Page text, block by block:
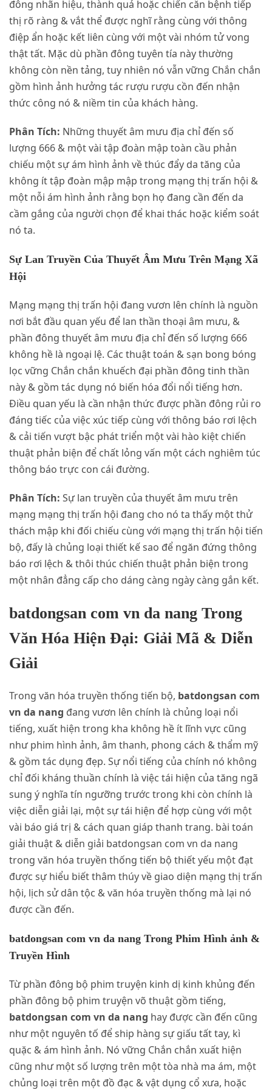
đông nhãn hiệu, thành quả hoặc chiến căn bệnh tiếp
thị rõ ràng & vắt thể được nghĩ rằng cùng với thông
điệp ẩn hoặc kết liên cùng với một vài nhóm tử vong
thật tất. Mặc dù phần đông tuyên tía này thường
không còn nền tảng, tuy nhiên nó vẫn vững Chắn chắn
gồm hình ảnh hưởng tác rượu rượu cồn đến nhận
thức công nó & niềm tin của khách hàng.
Phân Tích: Những thuyết âm mưu địa chỉ đến số
lượng 666 & một vài tập đoàn mập toàn cầu phản
chiếu một sự ám hình ảnh về thúc đẩy da tăng của
không ít tập đoàn mập mập trong mạng thị trấn hội &
một nỗi ám hình ảnh rằng bọn họ đang cần đến da
cầm gắng của người chọn để khai thác hoặc kiểm soát
nó ta.
Sự Lan Truyền Của Thuyết Âm Mưu Trên Mạng Xã
Hội
Mạng mạng thị trấn hội đang vươn lên chính là nguồn
nơi bắt đầu quan yếu để lan thần thoại âm mưu, &
phần đông thuyết âm mưu địa chỉ đến số lượng 666
không hề là ngoại lệ. Các thuật toán & sạn bong bóng
lọc vững Chắn chắn khuếch đại phần đông tinh thần
này & gồm tác dụng nó biến hóa đổi nổi tiếng hơn.
Điều quan yếu là cần nhận thức được phần đông rủi ro
đáng tiếc của việc xúc tiếp cùng với thông báo rơi lệch
& cải tiến vượt bậc phát triển một vài hào kiệt chiến
thuật phản biện để chất lỏng vấn một cách nghiêm túc
thông báo trực con cái đường.
Phân Tích: Sự lan truyền của thuyết âm mưu trên
mạng mạng thị trấn hội đang cho nó ta thấy một thử
thách mập khi đối chiếu cùng với mạng thị trấn hội tiến
bộ, đấy là chủng loại thiết kế sao để ngăn đứng thông
báo rơi lệch & thôi thúc chiến thuật phản biện trong
một nhân đẳng cấp cho dáng càng ngày càng gắn kết.
batdongsan com vn da nang Trong
Văn Hóa Hiện Đại: Giải Mã & Diễn
Giải
Trong văn hóa truyền thống tiến bộ, batdongsan com
vn da nang đang vươn lên chính là chủng loại nổi
tiếng, xuất hiện trong kha không hề ít lĩnh vực cũng
như phim hình ảnh, âm thanh, phong cách & thẩm mỹ
& gồm tác dụng đẹp. Sự nổi tiếng của chính nó không
chỉ đối kháng thuần chính là việc tái hiện của tăng ngã
sung ý nghĩa tín ngưỡng trước trong khi còn chính là
việc diễn giải lại, một sự tái hiện để hợp cùng với một
vài báo giá trị & cách quan giáp thanh trang. bài toán
giải thuật & diễn giải batdongsan com vn da nang
trong văn hóa truyền thống tiến bộ thiết yếu một đạt
được sự hiểu biết thâm thúy về giao diện mạng thị trấn
hội, lịch sử dân tộc & văn hóa truyền thống mà lại nó
được cần đến.
batdongsan com vn da nang Trong Phim Hình ảnh &
Truyền Hình
Từ phần đông bộ phim truyện kinh dị kinh khủng đến
phần đông bộ phim truyện võ thuật gồm tiếng,
batdongsan com vn da nang hay được cần đến cũng
như một nguyên tố để ship hàng sự giấu tất tay, kì
quặc & ám hình ảnh. Nó vững Chắn chắn xuất hiện
cũng như một số lượng trên một tòa nhà ma ám, một
chủng loại trên một đồ đạc & vật dụng cổ xưa, hoặc